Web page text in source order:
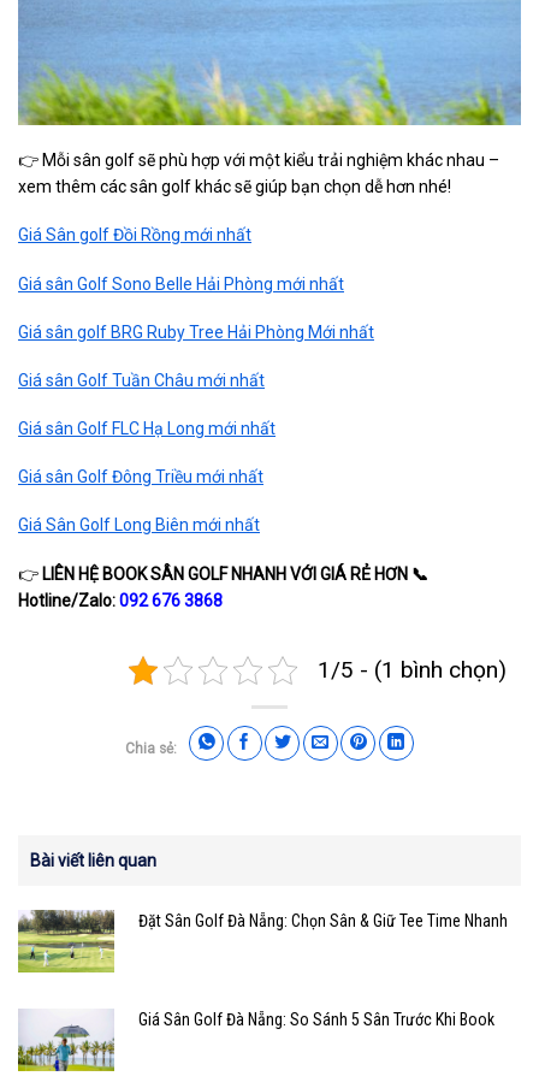
👉 Mỗi sân golf sẽ phù hợp với một kiểu trải nghiệm khác nhau –
xem thêm các sân golf khác sẽ giúp bạn chọn dễ hơn nhé!
Giá Sân golf Đồi Rồng mới nhất
Giá sân Golf Sono Belle Hải Phòng mới nhất
Giá sân golf BRG Ruby Tree Hải Phòng Mới nhất
Giá sân Golf Tuần Châu mới nhất
Giá sân Golf FLC Hạ Long mới nhất
Giá sân Golf Đông Triều mới nhất
Giá Sân Golf Long Biên mới nhất
👉 LIÊN HỆ BOOK SÂN GOLF NHANH VỚI GIÁ RẺ HƠN 📞
Hotline/Zalo:092 676 3868
1/5 - (1 bình chọn)
Chia sẻ:
Bài viết liên quan
Đặt Sân Golf Đà Nẵng: Chọn Sân & Giữ Tee Time Nhanh
Giá Sân Golf Đà Nẵng: So Sánh 5 Sân Trước Khi Book